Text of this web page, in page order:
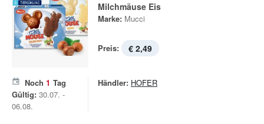
Milchmäuse Eis
Marke: Mucci
Preis: € 2,49
Noch 1 Tag
Gültig: 30.07. -
06.08.
Händler: HOFER